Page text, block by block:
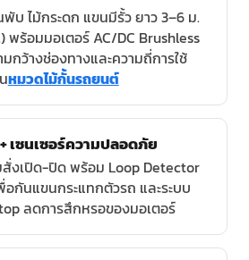
บ ไม้กระดก แขนมีรั้ว ยาว 3–6 ม.
พร้อมมอเตอร์ AC/DC Brushless
กว้างช่องทางและความถี่การใช้
หมวดไม้กั้นรถยนต์
เซนเซอร์ความปลอดภัย
งเปิด-ปิด พร้อม Loop Detector
กันแขนกระแทกตัวรถ และระบบ
ลดการสึกหรอของมอเตอร์